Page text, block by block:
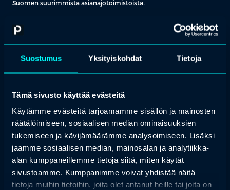
Suostumus Yksityiskohdat Tietoja
Tämä sivusto käyttää evästeitä
Käytämme evästeitä tarjoamamme sisällön ja mainosten
räätälöimiseen, sosiaalisen median ominaisuuksien
tukemiseen ja kävijämäärämme analysoimiseen. Lisäksi
jaamme sosiaalisen median, mainosalan ja analytiikka-
alan kumppaneillemme tietoja siitä, miten käytät
sivustoamme. Kumppanimme voivat yhdistää näitä
tietoja muihin tietoihin, joita olet antanut heille tai joita on
Suomen suurimmista asianajotoimistoista.
työoikeuden osa-alueet niin asianajo- kuin in-house-puolelta.
Neuvonnassaan hän on prakmaattinen ja mahdollisimman
liittyvän inhimillisen puolen. Nykyisessä työnkuvassa jälkimmäinen
henkilöstön tai henkilöstön edustajien kanssa sekä
käytännön toteuttamisesta. Asianajotehtävässä korostui erilaisissa
muutosneuvottelutilanteissa avustaminen aina jokaisen yrityksen
muutosneuvotteluprosesseissa korostuu erityisesti niiden
juridisesti oikean sekä käytännön tasolla toimivan prosessin
mahdollistaminen.